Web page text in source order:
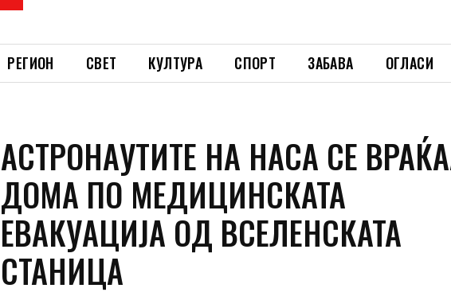
РЕГИОН СВЕТ КУЛТУРА СПОРТ ЗАБАВА ОГЛАСИ
АСТРОНАУТИТЕ НА НАСА СЕ
ДОМА ПО МЕДИЦИНСКАТА
ЕВАКУАЦИЈА ОД ВСЕЛЕНСКАТА
СТАНИЦА